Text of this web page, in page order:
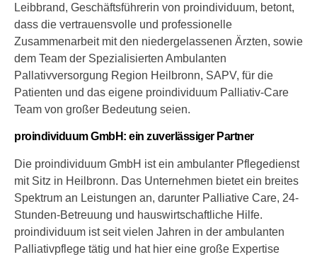
Leibbrand, Geschäftsführerin von proindividuum, betont,
dass die vertrauensvolle und professionelle
Zusammenarbeit mit den niedergelassenen Ärzten, sowie
dem Team der Spezialisierten Ambulanten
Pallativversorgung Region Heilbronn, SAPV, für die
Patienten und das eigene proindividuum Palliativ-Care
Team von großer Bedeutung seien.
proindividuum GmbH: ein zuverlässiger Partner
Die proindividuum GmbH ist ein ambulanter Pflegedienst
mit Sitz in Heilbronn. Das Unternehmen bietet ein breites
Spektrum an Leistungen an, darunter Palliative Care, 24-
Stunden-Betreuung und hauswirtschaftliche Hilfe.
proindividuum ist seit vielen Jahren in der ambulanten
Palliativpflege tätig und hat hier eine große Expertise